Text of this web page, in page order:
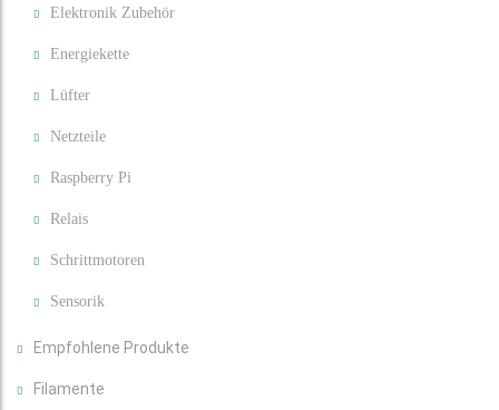
Elektronik Zubehör
Energiekette
Lüfter
Netzteile
Raspberry Pi
Relais
Schrittmotoren
Sensorik
Empfohlene Produkte
Filamente